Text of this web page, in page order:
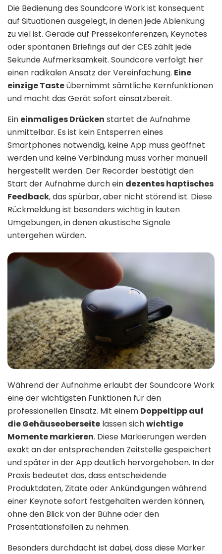
Die Bedienung des Soundcore Work ist konsequent
auf Situationen ausgelegt, in denen jede Ablenkung
zu viel ist. Gerade auf Pressekonferenzen, Keynotes
oder spontanen Briefings auf der CES zählt jede
Sekunde Aufmerksamkeit. Soundcore verfolgt hier
einen radikalen Ansatz der Vereinfachung. Eine
einzige Tasteübernimmt sämtliche Kernfunktionen
und macht das Gerät sofort einsatzbereit.
Ein einmaliges Drücken startet die Aufnahme
unmittelbar. Es ist kein Entsperren eines
Smartphones notwendig, keine App muss geöffnet
werden und keine Verbindung muss vorher manuell
hergestellt werden. Der Recorder bestätigt den
Start der Aufnahme durch ein dezentes haptisches
Feedback, das spürbar, aber nicht störend ist. Diese
Rückmeldung ist besonders wichtig in lauten
Umgebungen, in denen akustische Signale
untergehen würden.
Während der Aufnahme erlaubt der Soundcore Work
eine der wichtigsten Funktionen für den
professionellen Einsatz. Mit einem Doppeltipp auf
die Gehäuseoberseite lassen sichwichtige
Momente markieren. Diese Markierungen werden
exakt an der entsprechenden Zeitstelle gespeichert
und später in der App deutlich hervorgehoben. In der
Praxis bedeutet das, dass entscheidende
Produktdaten, Zitate oder Ankündigungen während
einer Keynote sofort festgehalten werden können,
ohne den Blick von der Bühne oder den
Präsentationsfolien zu nehmen.
Besonders durchdacht ist dabei, dass diese Marker